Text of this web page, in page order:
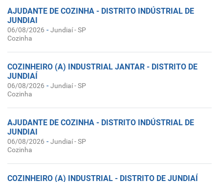
AJUDANTE DE COZINHA - DISTRITO INDÚSTRIAL DE
JUNDIAI
06/08/2026 -Jundiaí - SP
Cozinha
COZINHEIRO (A) INDUSTRIAL JANTAR - DISTRITO DE
JUNDIAÍ
06/08/2026 -Jundiaí - SP
Cozinha
AJUDANTE DE COZINHA - DISTRITO INDÚSTRIAL DE
JUNDIAI
06/08/2026 -Jundiaí - SP
Cozinha
COZINHEIRO (A) INDUSTRIAL - DISTRITO DE JUNDIAÍ